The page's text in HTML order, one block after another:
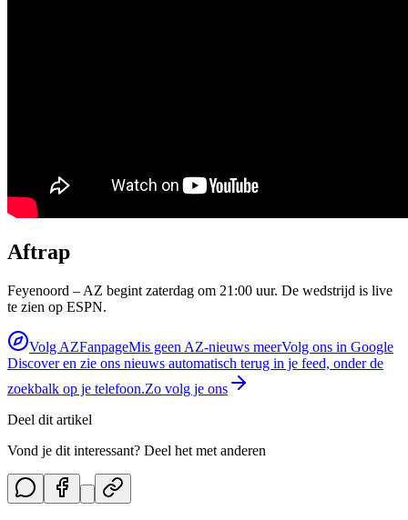
Aftrap
Feyenoord – AZ begint zaterdag om 21:00 uur. De wedstrijd is live
te zien op ESPN.
Volg AZFanpageMis geen AZ-nieuws meerVolg ons in Google
Discover en zie ons nieuws automatisch terug in je feed, onder de
zoekbalk op je telefoon.Zo volg je ons
Deel dit artikel
Vond je dit interessant? Deel het met anderen